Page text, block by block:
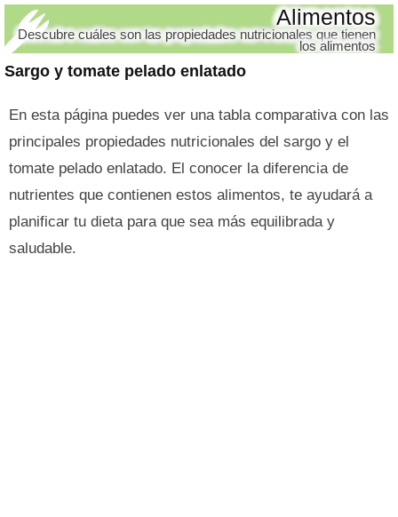
Sargo y tomate pelado enlatado
Alimentos
Descubre cuáles son las propiedades nutricionales que tienen
los alimentos
En esta página puedes ver una tabla comparativa con las
principales propiedades nutricionales del sargo y el
tomate pelado enlatado. El conocer la diferencia de
nutrientes que contienen estos alimentos, te ayudará a
planificar tu dieta para que sea más equilibrada y
saludable.